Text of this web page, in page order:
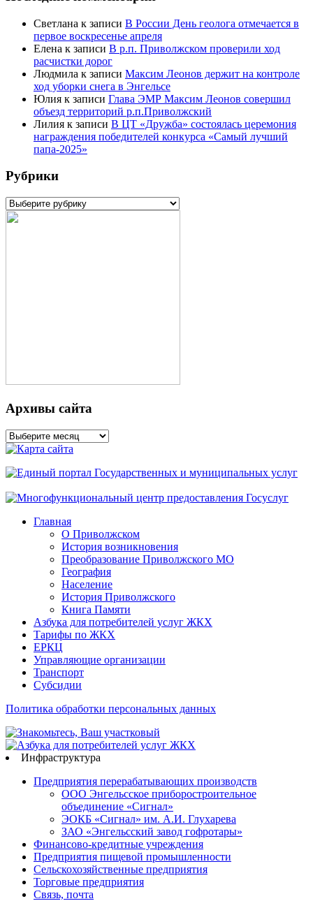
Светлана к записи В России День геолога отмечается в
первое воскресенье апреля
Елена к записи В р.п. Приволжском проверили ход
расчистки дорог
Людмила к записи Максим Леонов держит на контроле
ход уборки снега в Энгельсе
Юлия к записи Глава ЭМР Максим Леонов совершил
объезд территорий р.п.Приволжский
Лилия к записи В ЦТ «Дружба» состоялась церемония
награждения победителей конкурса «Самый лучший
папа-2025»
Рубрики
Рубрики
Архивы сайта
Архивы
сайта
Главная
О Приволжском
История возникновения
Преобразование Приволжского МО
География
Население
История Приволжского
Книга Памяти
Азбука для потребителей услуг ЖКХ
Тарифы по ЖКХ
ЕРКЦ
Управляющие организации
Транспорт
Субсидии
Политика обработки персональных данных
Инфраструктура
Предприятия перерабатывающих производств
ООО Энгельсское приборостроительное
объединение «Сигнал»
ЭОКБ «Сигнал» им. А.И. Глухарева
ЗАО «Энгельсский завод гофротары»
Финансово-кредитные учреждения
Предприятия пищевой промышленности
Сельскохозяйственные предприятия
Торговые предприятия
Связь, почта